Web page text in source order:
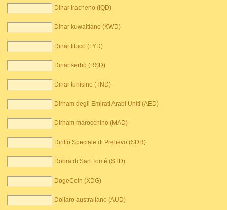
Dinar iracheno (IQD)
Dinar kuwaitiano (KWD)
Dinar libico (LYD)
Dinar serbo (RSD)
Dinar tunisino (TND)
Dirham degli Emirati Arabi Uniti (AED)
Dirham marocchino (MAD)
Diritto Speciale di Prelievo (SDR)
Dobra di Sao Tomé (STD)
DogeCoin (XDG)
Dollaro australiano (AUD)